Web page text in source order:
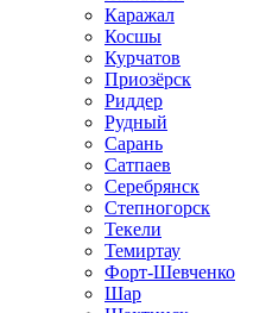
Каражал
Косшы
Курчатов
Приозёрск
Риддер
Рудный
Сарань
Сатпаев
Серебрянск
Степногорск
Текели
Темиртау
Форт-Шевченко
Шар